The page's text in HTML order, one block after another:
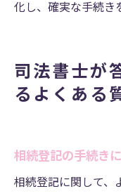
化し、確実な手続き
司法書士が
るよくある
相続登記の手続き
相続登記に関して、